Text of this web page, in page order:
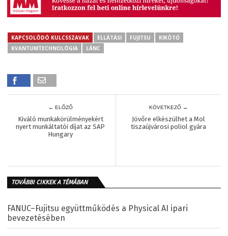
KAPCSOLÓDÓ KULCSSZAVAK ELLÁTÁSI FUJITSU
KIKÖTŐ
KVANTUMTECHNOLÓGIA
LÁNC
← ELŐZŐ
Kiváló munkakörülményekért
nyert munkáltatói díjat az SAP
Hungary
KÖVETKEZŐ →
Jövőre elkészülhet a Mol
tiszaújvárosi poliol gyára
TOVÁBBI CIKKEK A TÉMÁBAN
FANUC–Fujitsu együttműködés a Physical AI ipari
bevezetésében